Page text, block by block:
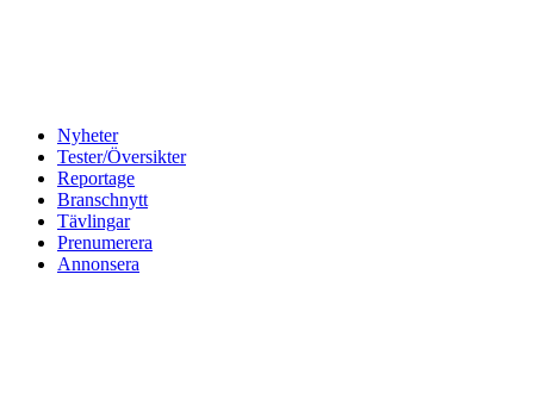
Nyheter
Tester/Översikter
Reportage
Branschnytt
Tävlingar
Prenumerera
Annonsera